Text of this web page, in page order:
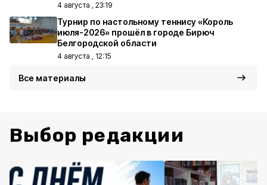
4 августа , 23:19
Турнир по настольному теннису «Король
июля-2026» прошёл в городе Бирюч
Белгородской области
4 августа , 12:15
Все материалы
Выбор редакции